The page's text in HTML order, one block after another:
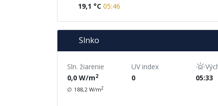
19,1 °C 05:46
Slnko
Sln. žiarenie
0,0 W/m2
∅ 188,2 W/m2
UV index
0
05:33